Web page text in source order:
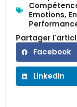
Emotions,
Partager
Facebook
LinkedIn